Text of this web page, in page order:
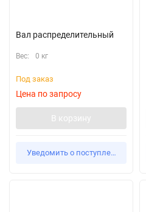
Вал распределительный
Вес: 0 кг
Под заказ
Цена по запросу
В корзину
Уведомить о поступлении